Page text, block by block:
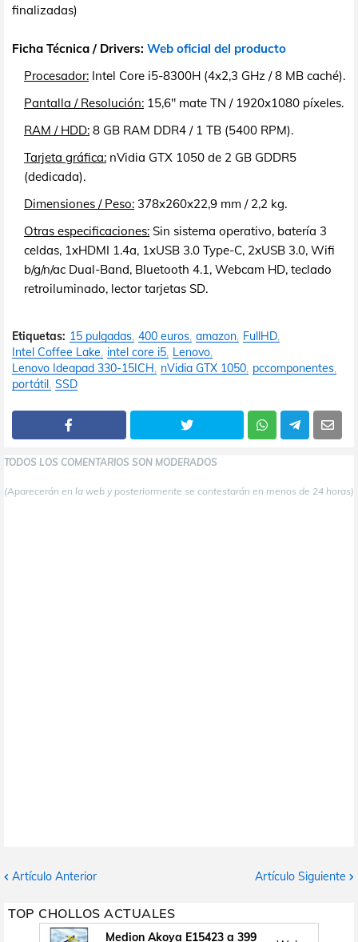
finalizadas)
Ficha Técnica / Drivers: Web oficial del producto
Procesador: Intel Core i5-8300H (4x2,3 GHz / 8 MB caché).
Pantalla / Resolución: 15,6" mate TN / 1920x1080 píxeles.
RAM / HDD: 8 GB RAM DDR4 / 1 TB (5400 RPM).
Tarjeta gráfica: nVidia GTX 1050 de 2 GB GDDR5
(dedicada).
Dimensiones / Peso: 378x260x22,9 mm / 2,2 kg.
Otras especificaciones: Sin sistema operativo, batería 3
celdas, 1xHDMI 1.4a, 1xUSB 3.0 Type-C, 2xUSB 3.0, Wifi
b/g/n/ac Dual-Band, Bluetooth 4.1, Webcam HD, teclado
retroiluminado, lector tarjetas SD.
Etiquetas: 15 pulgadas 400 euros amazon FullHD
Intel Coffee Lake intel core i5 Lenovo
Lenovo Ideapad 330-15ICH nVidia GTX 1050 pccomponentes
portátil SSD
TODOS LOS COMENTARIOS SON MODERADOS
(Aparecerán en la web y posteriormente se contestarán en menos de 24 horas)
Artículo Anterior Artículo Siguiente
TOP CHOLLOS ACTUALES
Medion Akoya E15423 a 399